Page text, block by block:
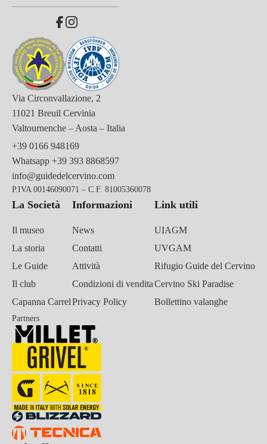
Via Circonvallazione, 2
11021 Breuil Cervinia
Valtournenche – Aosta – Italia
+39 0166 948169
Whatsapp +39 393 8868597
info@guidedelcervino.com
P.IVA 00146090071 – C.F. 81005360078
La Società
Il museo
La storia
Le Guide
Il club
Capanna Carrel
Informazioni
News
Contatti
Attività
Condizioni di vendita
Privacy Policy
Link utili
UIAGM
UVGAM
Rifugio Guide del Cervino
Cervino Ski Paradise
Bollettino valanghe
Partners